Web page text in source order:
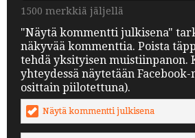
1500 merkkiä jäljellä
"Näytä kommentti julkisena"
näkyvää kommenttia. Poista
tehdä yksityisen muistiinpanon.
yhteydessä näytetään
osittain piilotettuna).
Näytä kommentti julkisena